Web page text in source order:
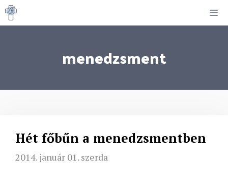
Kilépés
a
menedzsment
Hét főbűn a menedzsmentben
2014. január 01. szerda